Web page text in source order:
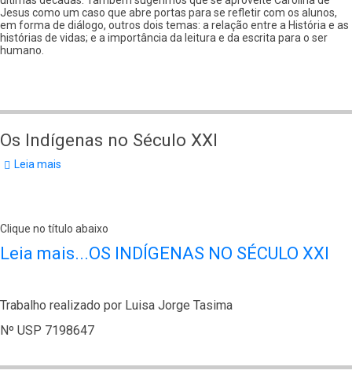
Jesus como um caso que abre portas para se refletir com os alunos,
em forma de diálogo, outros dois temas: a relação entre a História e as
histórias de vidas; e a importância da leitura e da escrita para o ser
humano.
Os Indígenas no Século XXI
Leia mais
XXI
Clique no título abaixo
Leia mais...OS INDÍGENAS NO SÉCULO XXI
Trabalho realizado por Luisa Jorge Tasima
Nº USP 7198647